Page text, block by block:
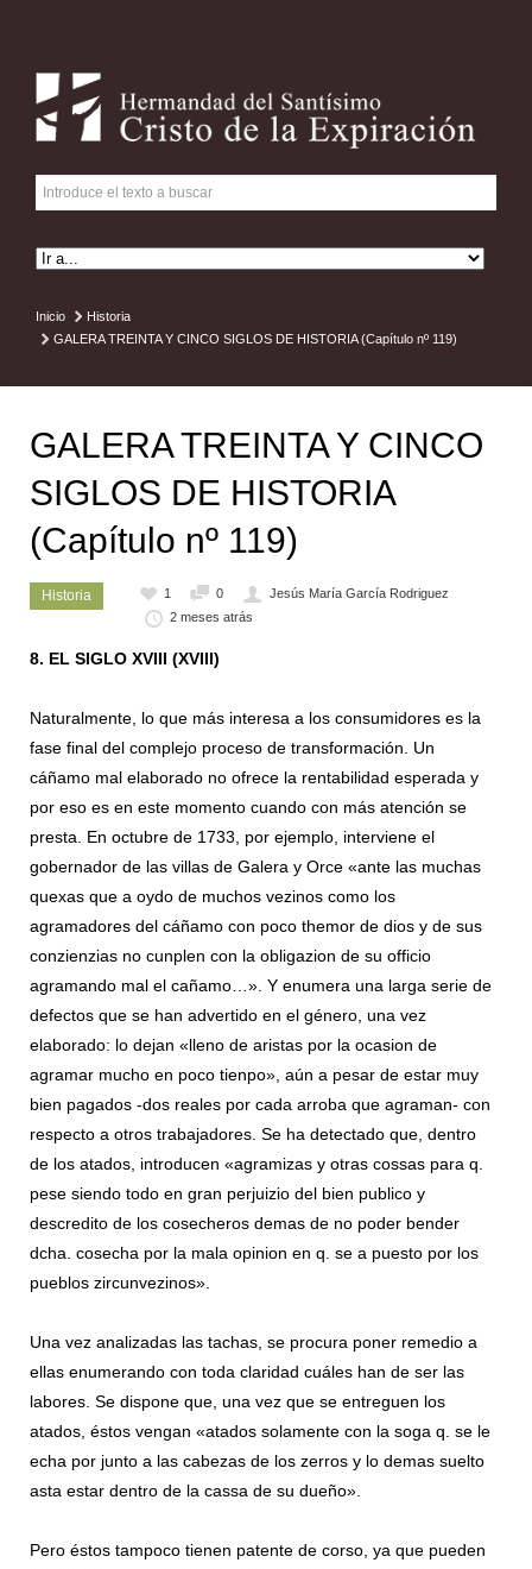
Inicio
Historia
GALERA TREINTA Y CINCO SIGLOS DE HISTORIA (Capítulo nº 119)
GALERA TREINTA Y CINCO
SIGLOS DE HISTORIA
(Capítulo nº 119)
Historia 1 0
Jesús María García Rodriguez
2 meses atrás
8. EL SIGLO XVIII (XVIII)
Naturalmente, lo que más interesa a los consumidores es la
fase final del complejo proceso de transformación. Un
cáñamo mal elaborado no ofrece la rentabilidad esperada y
por eso es en este momento cuando con más atención se
presta. En octubre de 1733, por ejemplo, interviene el
gobernador de las villas de Galera y Orce «ante las muchas
quexas que a oydo de muchos vezinos como los
agramadores del cáñamo con poco themor de dios y de sus
conzienzias no cunplen con la obligazion de su officio
agramando mal el cañamo…». Y enumera una larga serie de
defectos que se han advertido en el género, una vez
elaborado: lo dejan «lleno de aristas por la ocasion de
agramar mucho en poco tienpo», aún a pesar de estar muy
bien pagados -dos reales por cada arroba que agraman- con
respecto a otros trabajadores. Se ha detectado que, dentro
de los atados, introducen «agramizas y otras cossas para q.
pese siendo todo en gran perjuizio del bien publico y
descredito de los cosecheros demas de no poder bender
dcha. cosecha por la mala opinion en q. se a puesto por los
pueblos zircunvezinos».
Una vez analizadas las tachas, se procura poner remedio a
ellas enumerando con toda claridad cuáles han de ser las
labores. Se dispone que, una vez que se entreguen los
atados, éstos vengan «atados solamente con la soga q. se le
echa por junto a las cabezas de los zerros y lo demas suelto
asta estar dentro de la cassa de su dueño».
Pero éstos tampoco tienen patente de corso, ya que pueden